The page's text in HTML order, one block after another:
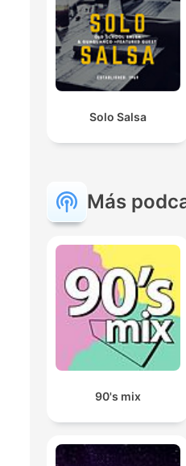
Solo Salsa
Más
90's mix